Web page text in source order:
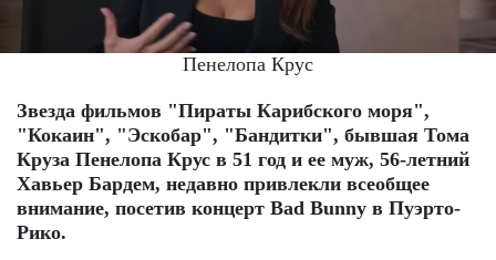
Пенелопа Крус
Звезда фильмов "Пираты Карибского моря",
"Кокаин", "Эскобар", "Бандитки", бывшая Тома
Круза Пенелопа Крус в 51 год и ее муж, 56-летний
Хавьер Бардем, недавно привлекли всеобщее
внимание, посетив концерт Bad Bunny в Пуэрто-
Рико.